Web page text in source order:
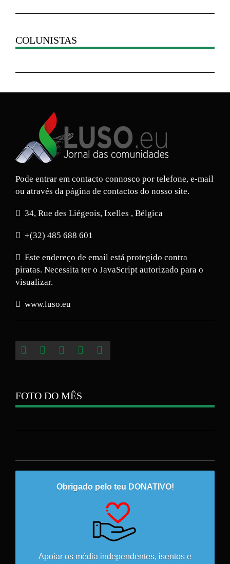
COLUNISTAS
Pode entrar em contacto connosco por telefone, e-mail
ou através da página de contactos do nosso site.
34, Rue des Liégeois, Ixelles , Bélgica
+(32) 485 688 601
Este endereço de email está protegido contra
piratas. Necessita ter o JavaScript autorizado para o
visualizar.
www.luso.eu
FOTO DO MÊS
Obrigado pelo teu DONATIVO!
Apoiar os média independentes, isentos e